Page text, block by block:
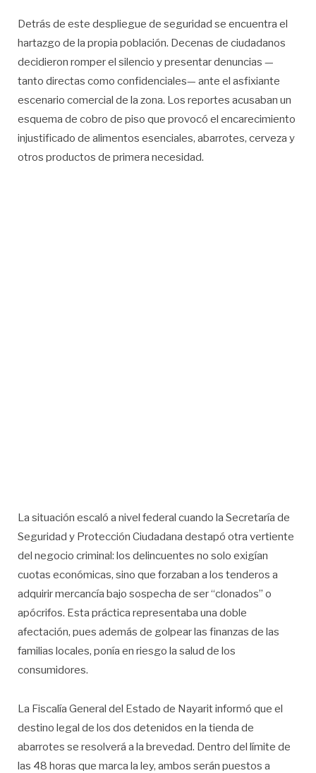
Detrás de este despliegue de seguridad se encuentra el
hartazgo de la propia población. Decenas de ciudadanos
decidieron romper el silencio y presentar denuncias —
tanto directas como confidenciales— ante el asfixiante
escenario comercial de la zona. Los reportes acusaban un
esquema de cobro de piso que provocó el encarecimiento
injustificado de alimentos esenciales, abarrotes, cerveza y
otros productos de primera necesidad.
La situación escaló a nivel federal cuando la Secretaría de
Seguridad y Protección Ciudadana destapó otra vertiente
del negocio criminal: los delincuentes no solo exigían
cuotas económicas, sino que forzaban a los tenderos a
adquirir mercancía bajo sospecha de ser “clonados” o
apócrifos. Esta práctica representaba una doble
afectación, pues además de golpear las finanzas de las
familias locales, ponía en riesgo la salud de los
consumidores.
La Fiscalía General del Estado de Nayarit informó que el
destino legal de los dos detenidos en la tienda de
abarrotes se resolverá a la brevedad. Dentro del límite de
las 48 horas que marca la ley, ambos serán puestos a